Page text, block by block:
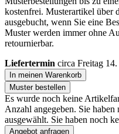
kostenfrei. Musterartikel über
ausgebucht, wenn Sie eine
Muster werden immer ohne
retournierbar.
Liefertermin circa Freitag
In meinen Warenkorb
Muster bestellen
Es wurde noch keine
Anzahl angegeben. Sie
ausgewählt. Sie haben noch
Angebot anfragen